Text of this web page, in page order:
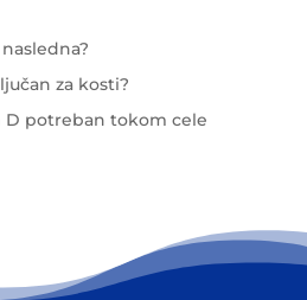
za kosti?
D potreban tokom cele